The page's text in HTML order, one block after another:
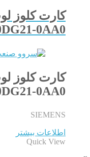
کارت کلوز
0AA0
کارت کلوز
0AA0
SIEMENS
اطلاعات بیشتر
Quick View